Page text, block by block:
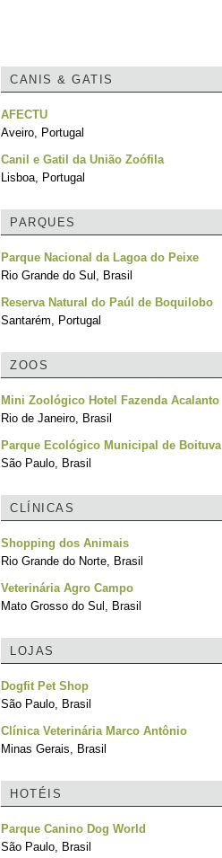
CANIS & GATIS
AFECTU
Aveiro, Portugal
Canil e Gatil da União Zoófila
Lisboa, Portugal
PARQUES
Parque Nacional da Lagoa do Peixe
Rio Grande do Sul, Brasil
Reserva Natural do Paúl de Boquilobo
Santarém, Portugal
ZOOS
Mini Zoológico Hotel Fazenda Acalanto
Rio de Janeiro, Brasil
Parque Ecológico Municipal de Boituva
São Paulo, Brasil
CLÍNICAS
Shopping dos Animais
Rio Grande do Norte, Brasil
Veterinária Agro Campo
Mato Grosso do Sul, Brasil
LOJAS
Dogfit Pet Shop
São Paulo, Brasil
Clínica Veterinária Marco Antônio
Minas Gerais, Brasil
HOTÉIS
Parque Canino Dog World
São Paulo, Brasil